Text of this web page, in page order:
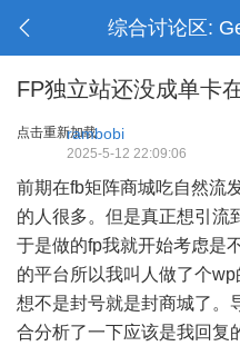
FP独立站还没成单卡
点击重新加载rambobi
2025-5-12 22:09:06
前期在fb矩阵商城吃自然流
的人很多。但是真正想引流
于是做的fp我就开始考虑是
的平台所以我叫人做了个
想不是封号就是封商城了。
合分析了一下应该是我回复